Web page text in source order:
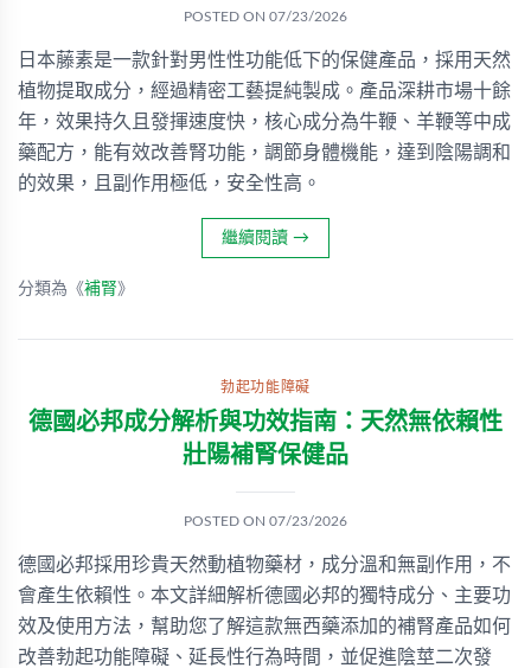
POSTED ON 07/23/2026
日本藤素是一款針對男性性功能低下的保健產品，採用天然
植物提取成分，經過精密工藝提純製成。產品深耕市場十餘
年，效果持久且發揮速度快，核心成分為牛鞭、羊鞭等中成
藥配方，能有效改善腎功能，調節身體機能，達到陰陽調和
的效果，且副作用極低，安全性高。
繼續閱讀 →
分類為《補腎》
勃起功能障礙
德國必邦成分解析與功效指南：天然無依賴性
壯陽補腎保健品
POSTED ON 07/23/2026
德國必邦採用珍貴天然動植物藥材，成分溫和無副作用，不
會產生依賴性。本文詳細解析德國必邦的獨特成分、主要功
效及使用方法，幫助您了解這款無西藥添加的補腎產品如何
改善勃起功能障礙、延長性行為時間，並促進陰莖二次發